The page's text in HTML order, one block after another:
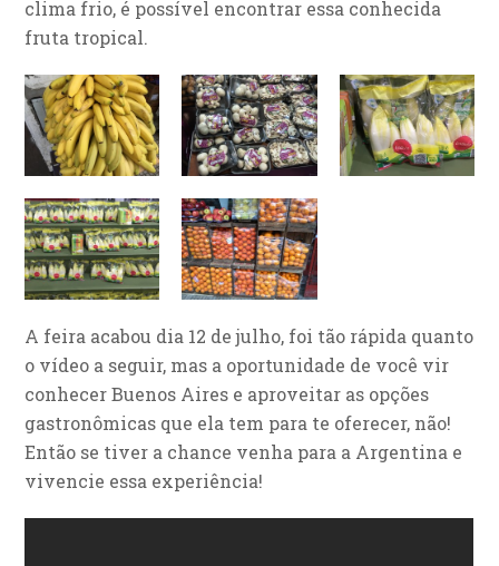
clima frio, é possível encontrar essa conhecida
fruta tropical.
A feira acabou dia 12 de julho, foi tão rápida quanto
o vídeo a seguir, mas a oportunidade de você vir
conhecer Buenos Aires e aproveitar as opções
gastronômicas que ela tem para te oferecer, não!
Então se tiver a chance venha para a Argentina e
vivencie essa experiência!